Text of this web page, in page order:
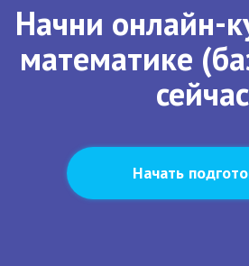
Начни онлайн-
математике
сейчас
Начать